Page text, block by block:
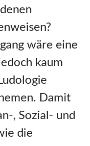
wäre eine
kaum
Damit
, Sozial- und
die